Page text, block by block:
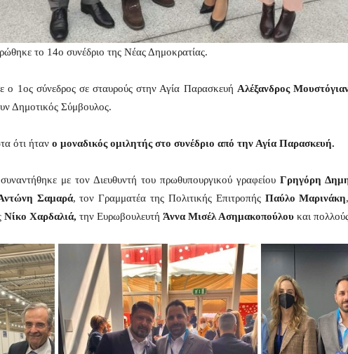
το 14ο συνέδριο της Νέας Δημοκρατίας.
ο 1ος σύνεδρος σε σταυρούς στην Αγία Παρασκευή Αλέξανδρος
Δημοτικός Σύμβουλος.
ότι ήταν ο μοναδικός ομιλητής στο συνέδριο από την Αγία Παρασκευή.
με τον Διευθυντή του πρωθυπουργικού γραφείου Γρηγόρη
Σαμαρά, τον Γραμματέα της Πολιτικής Επιτροπής Παύλο Μαρινάκη
Νίκο Χαρδαλιά, την Ευρωβουλευτή Άννα Μισέλ Ασημακοπούλου και